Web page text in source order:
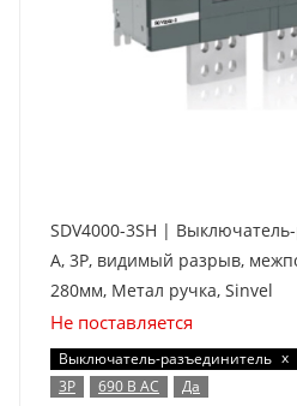
SDV4000-3SH |
А, 3Р, видимый разрыв,
280мм, Метал ручка, Sinvel
Не поставляется
Выключатель-разъединитель x
3P
690 В AC Да